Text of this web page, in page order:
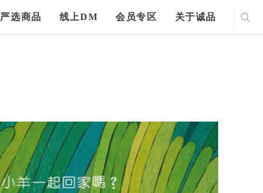
严选商品 线上DM 会员专区 关于诚品